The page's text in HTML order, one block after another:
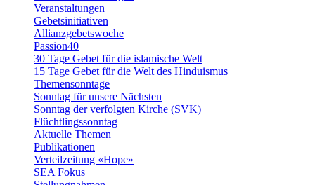
Veranstaltungen
Gebetsinitiativen
Allianzgebetswoche
Passion40
30 Tage Gebet für die islamische Welt
15 Tage Gebet für die Welt des Hinduismus
Themensonntage
Sonntag für unsere Nächsten
Sonntag der verfolgten Kirche (SVK)
Flüchtlingssonntag
Aktuelle Themen
Publikationen
Verteilzeitung «Hope»
SEA Fokus